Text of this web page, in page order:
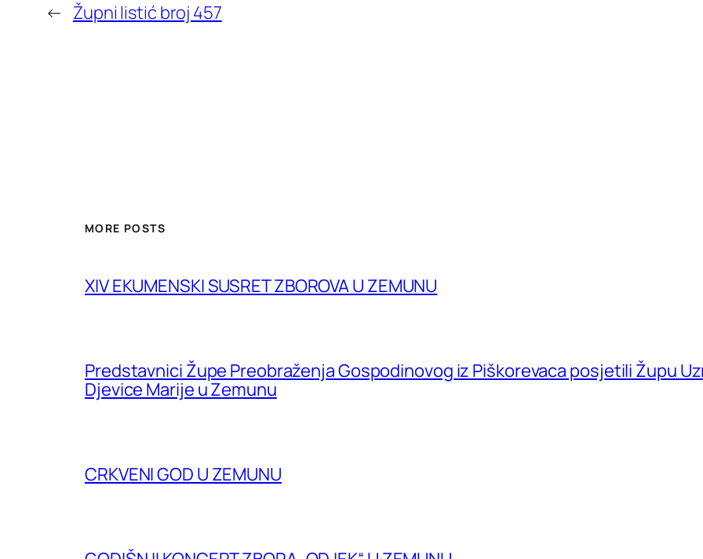
← Župni listić broj 457
MORE POSTS
XIV EKUMENSKI SUSRET ZBOROVA U ZEMUNU
Predstavnici Župe Preobraženja Gospodinovog iz Piškorevaca posjetili Župu
Djevice Marije u Zemunu
CRKVENI GOD U ZEMUNU